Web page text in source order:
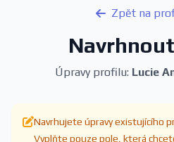
Zpět na
Úpravy profilu: Lucie
Navrhujete úpravy existujícího
Vyplňte pouze pole, která